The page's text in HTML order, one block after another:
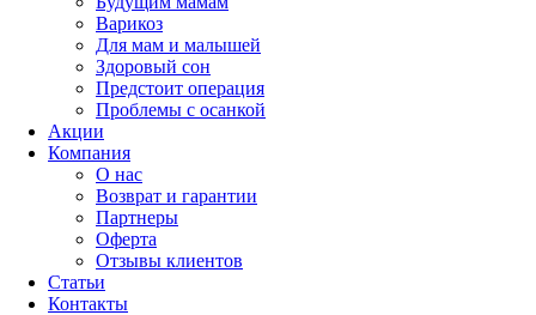
Варикоз
Для мам и малышей
Здоровый сон
Предстоит операция
Проблемы с осанкой
Акции
Компания
О нас
Возврат и гарантии
Партнеры
Оферта
Отзывы клиентов
Статьи
Контакты